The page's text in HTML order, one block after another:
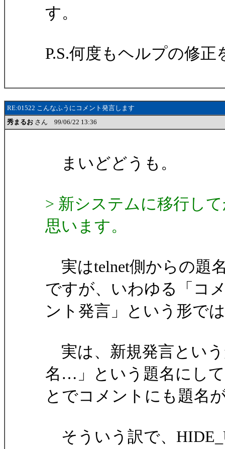
す。
P.S.何度もヘルプの修
RE:01522 こんなふうにコメント発言します
秀まるお さん 99/06/22 13:36
まいどどうも。
> 新システムに移行し
思います。
実はtelnet側からの題
ですが、いわゆる「コ
ント発言」という形で
実は、新規発言とい
名…」という題名にし
とでコメントにも題名
そういう訳で、